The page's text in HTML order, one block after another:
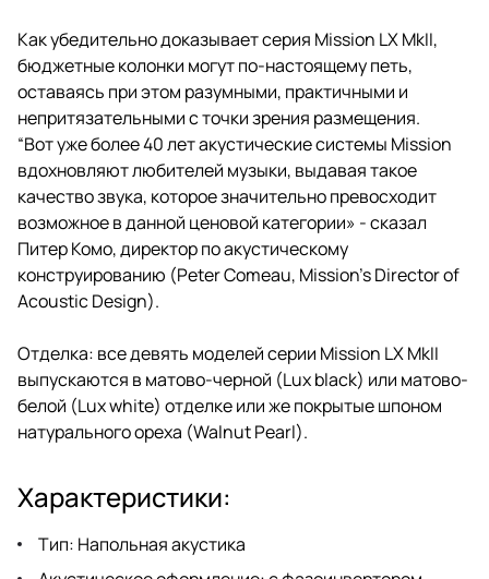
Как убедительно доказывает серия Mission LX MkII,
бюджетные колонки могут по-настоящему петь,
оставаясь при этом разумными, практичными и
непритязательными с точки зрения размещения.
“Вот уже более 40 лет акустические системы Mission
вдохновляют любителей музыки, выдавая такое
качество звука, которое значительно превосходит
возможное в данной ценовой категории» - сказал
Питер Комо, директор по акустическому
конструированию (Peter Comeau, Mission’s Director of
Acoustic Design).
Отделка: все девять моделей серии Mission LX MkII
выпускаются в матово-черной (Lux black) или матово-
белой (Lux white) отделке или же покрытые шпоном
натурального ореха (Walnut Pearl).
Характеристики:
Тип: Напольная акустика